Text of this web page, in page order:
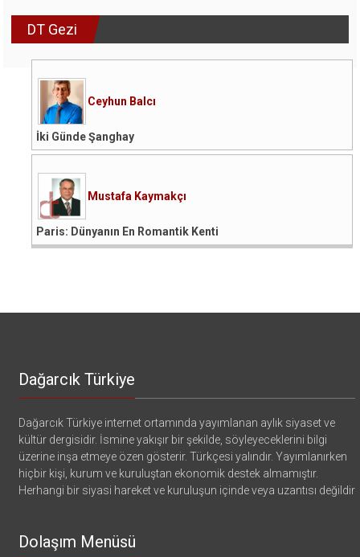
DT Gezi
Ceyhun Balcı
İki Günde Şanghay
Mustafa Kaymakçı
Paris: Dünyanın En Romantik Kenti
Dağarcık Türkiye
Dağarcık Türkiye internet ortamında yayımlanan aylık siyaset ve
kültür dergisidir. İsmine yakışır bir şekilde, söyleyeceklerini bilgi
üzerine inşa etmeye özen gösterir. Türkçesi yalındır. Yayımlanırken
hiçbir kişi, kurum ve kuruluştan ekonomik destek almamıştır.
Herhangi bir siyasi hareket ve kuruluşun içinde veya uzantısı değildir
Dolaşım Menüsü